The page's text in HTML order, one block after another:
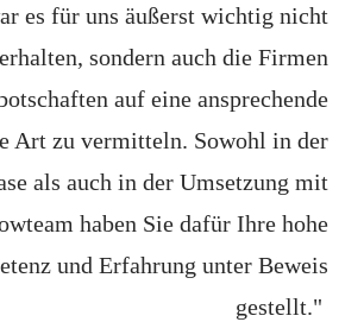
es für uns äußerst wichtig nicht
sondern auch die Firmen
auf eine ansprechende
Art zu vermitteln. Sowohl in der
als auch in der Umsetzung mit
haben Sie dafür Ihre hohe
und Erfahrung unter Beweis
gestellt."